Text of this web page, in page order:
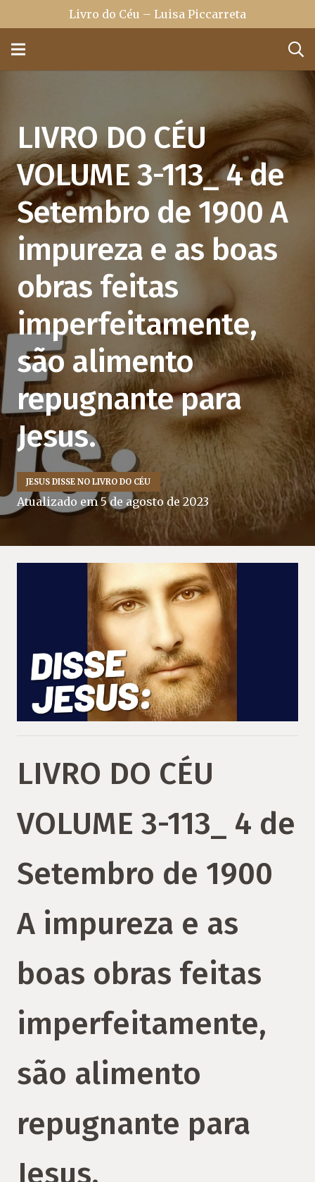
Livro do Céu – Luisa Piccarreta
LIVRO DO CÉU
VOLUME 3-113_ 4 de
Setembro de 1900 A
impureza e as boas
obras feitas
imperfeitamente,
são alimento
repugnante para
Jesus.
JESUS DISSE NO LIVRO DO CÉU
Atualizado em5 de agosto de 2023
LIVRO DO CÉU
VOLUME 3-113_ 4 de
Setembro de 1900
A impureza e as
boas obras feitas
imperfeitamente,
são alimento
repugnante para
Jesus.